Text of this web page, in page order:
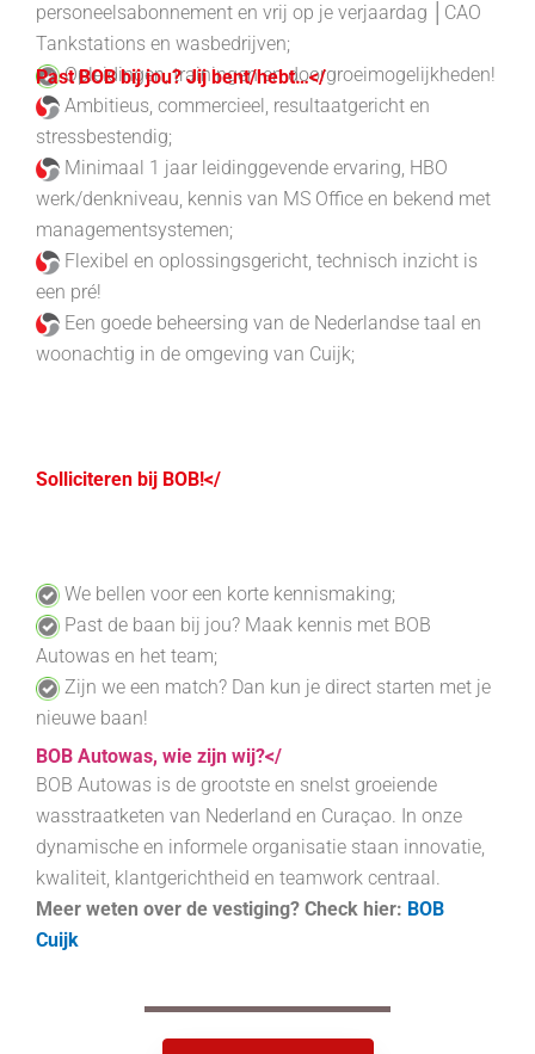
personeelsabonnement en vrij op je verjaardag
CAO
Tankstations en wasbedrijven;
Opleidingen, trainingen en doorgroeimogelijkheden!
Past BOB bij jou? Jij bent/hebt…</
Ambitieus, commercieel, resultaatgericht en
stressbestendig;
Minimaal 1 jaar leidinggevende ervaring, HBO
werk/denkniveau, kennis van MS Office en bekend met
managementsystemen;
Flexibel en oplossingsgericht, technisch inzicht is
een pré!
Een goede beheersing van de Nederlandse taal en
woonachtig in de omgeving van Cuijk;
Solliciteren bij BOB!</
We bellen voor een korte kennismaking;
Past de baan bij jou? Maak kennis met BOB
Autowas en het team;
Zijn we een match? Dan kun je direct starten met je
nieuwe baan!
BOB Autowas, wie zijn wij?</
BOB Autowas is de grootste en snelst groeiende
wasstraatketen van Nederland en Curaçao. In onze
dynamische en informele organisatie staan innovatie,
kwaliteit, klantgerichtheid en teamwork centraal.
Meer weten over de vestiging? Check hier: BOB
Cuijk